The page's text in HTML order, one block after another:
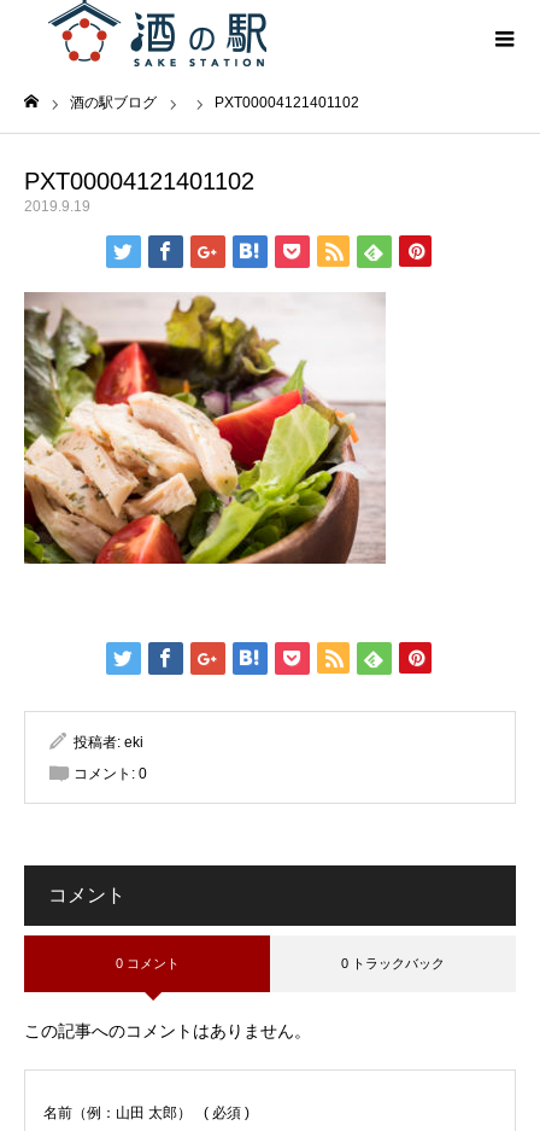
酒の駅ブログ PXT00004121401102
PXT00004121401102
2019.9.19
投稿者: eki
コメント: 0
コメント
0 コメント 0 トラックバック
この記事へのコメントはありません。
名前（例：山田 太郎） ( 必須 )